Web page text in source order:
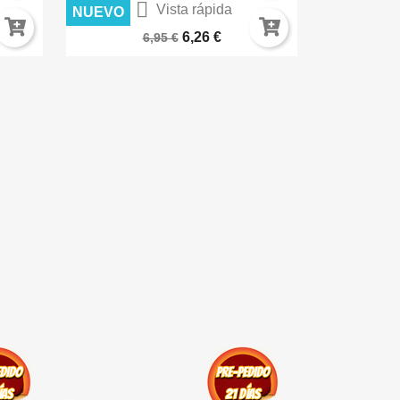

Vista rápida
TEXTURA DE MUSGO 100ML AK8038
6,95 € 6,26 €
NUEVO